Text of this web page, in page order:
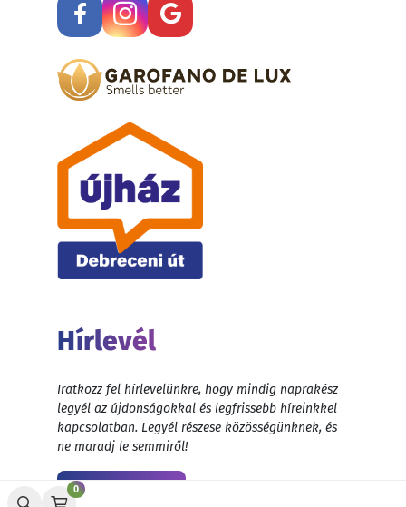
0
Hírlevél
Iratkozz fel hírlevelünkre, hogy mindig naprakész
legyél az újdonságokkal és legfrissebb híreinkkel
kapcsolatban. Legyél részese közösségünknek, és
ne maradj le semmiről!